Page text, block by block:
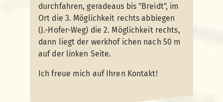
durchfahren, geradeaus bis "Breidt", im
Ort die 3. Möglichkeit rechts abbiegen
(J.-Hofer-Weg) die 2. Möglichkeit rechts,
dann liegt der werkhof ichen nach 50 m
auf der linken Seite.
Ich freue mich auf Ihren Kontakt!